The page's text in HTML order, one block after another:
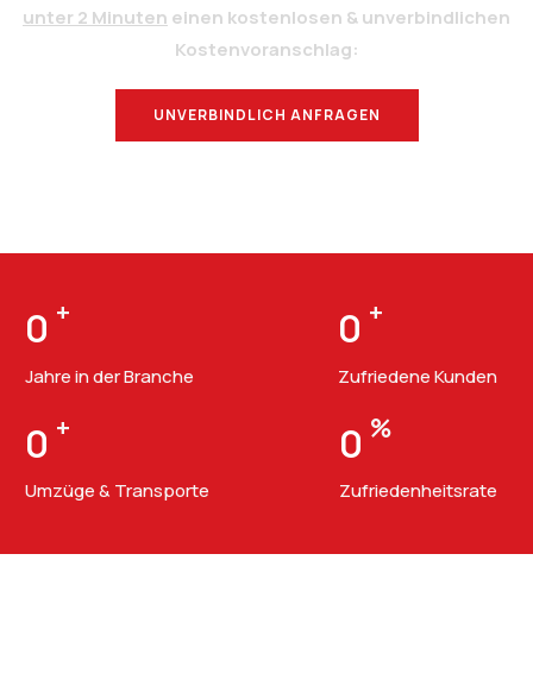
unter 2 Minuten einen kostenlosen & unverbindlichen
Kostenvoranschlag:
UNVERBINDLICH ANFRAGEN
0 +
Jahre in der Branche
0 +
Zufriedene Kunden
0 +
Umzüge & Transporte
0 %
Zufriedenheitsrate